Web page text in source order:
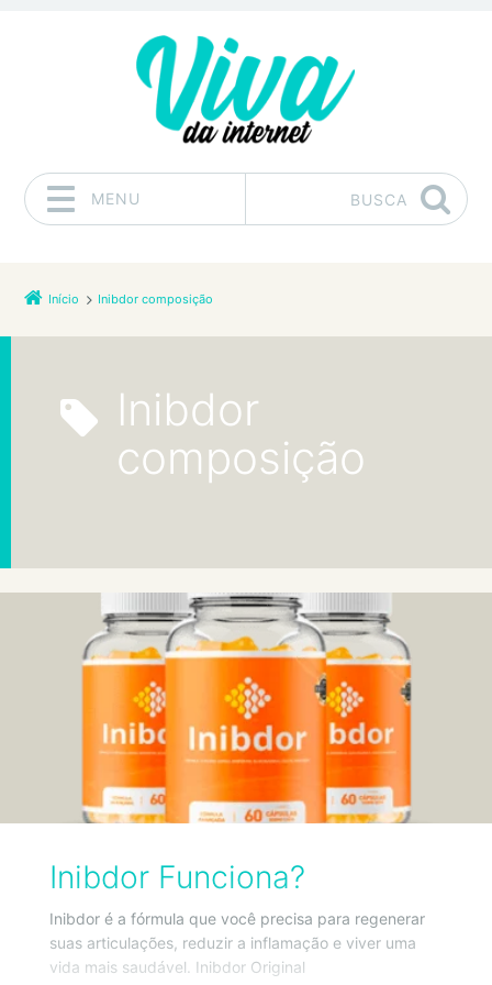
MENU BUSCA
Início Inibdor composição
Inibdor
composição
Inibdor Funciona?
Inibdor é a fórmula que você precisa para regenerar
suas articulações, reduzir a inflamação e viver uma
vida mais saudável. Inibdor Original